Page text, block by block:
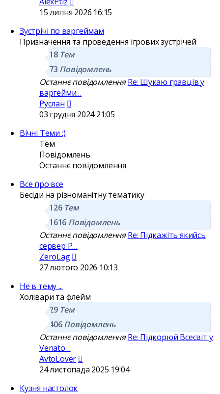
останнє
15 липня 2026 16:15
Зустрічі по варгеймам
Призначення та проведення ігрових зустрічей
18 Тем
73 Повідомлень
Останнє повідомлення Re: Шукаю гравців у
варгейми…
Руслан
останнє
03 грудня 2024 21:05
Вічні Теми :)
Тем
Повідомлень
Останнє повідомлення
Все про все
Бесіди на різноманітну тематику
126 Тем
1616 Повідомлень
Останнє повідомлення Re: Підкажіть якийсь
сервер P…
ZeroLag
останнє
27 лютого 2026 10:13
Не в тему ...
Холівари та флейм
29 Тем
406Повідомлень
Останнє повідомлення Re: Підкорюй Всесвіт у
Venato…
AvtoLover
останнє
24 листопада 2025 19:04
Кузня настолок